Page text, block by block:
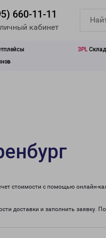
660-11-11
кабинет
3PL
стоимости с помощью онлайн-
доставки и заполнить заявку.